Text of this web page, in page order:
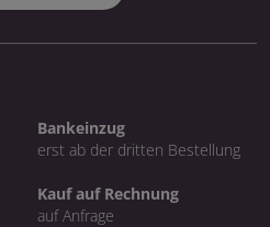
Bankeinzug
erst ab der dritten Bestellung
Kauf auf Rechnung
auf Anfrage